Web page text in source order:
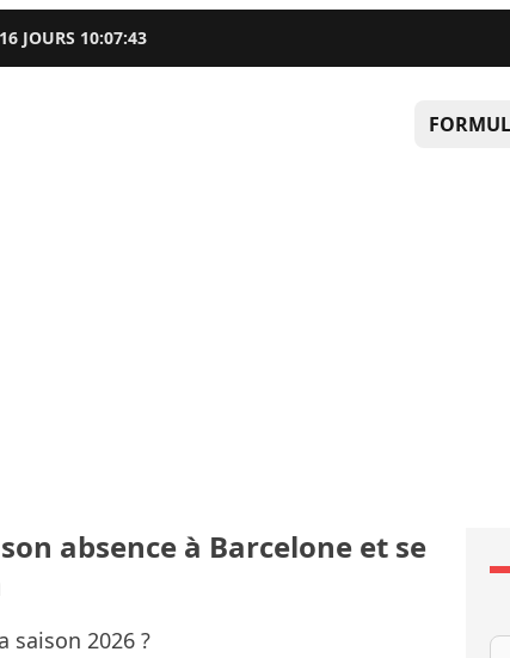
16 JOURS 10:07:42
absence à Barcelone et se
saison 2026 ?